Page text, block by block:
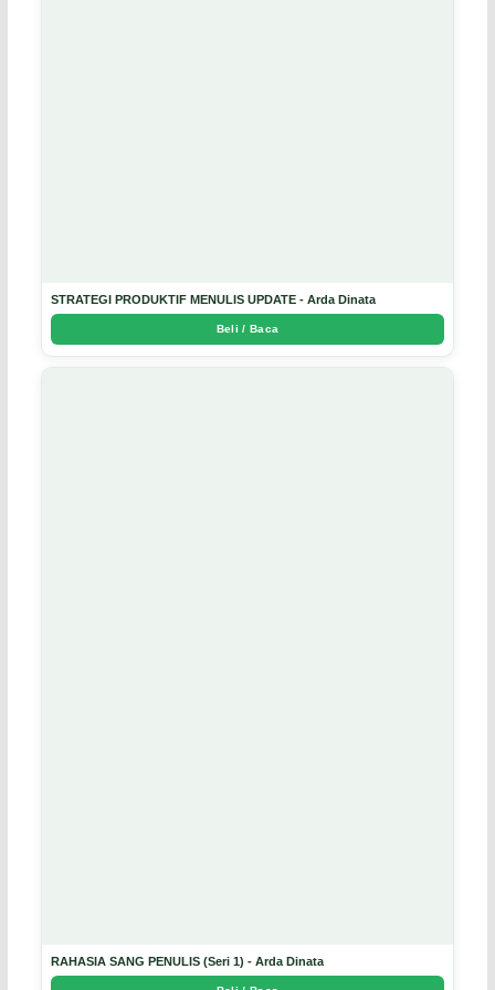
STRATEGI PRODUKTIF MENULIS UPDATE - Arda Dinata
Beli / Baca
RAHASIA SANG PENULIS (Seri 1) - Arda Dinata